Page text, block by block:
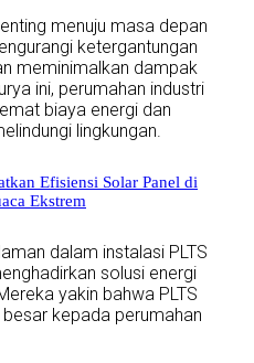
menuju masa depan
ketergantungan
meminimalkan dampak
ini, perumahan industri
biaya energi dan
lingkungan.
Efisiensi Solar Panel di
Ekstrem
dalam instalasi PLTS
solusi energi
yakin bahwa PLTS
kepada perumahan